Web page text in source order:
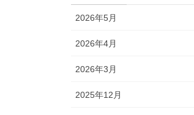
2026年5月
2026年4月
2026年3月
2025年12月